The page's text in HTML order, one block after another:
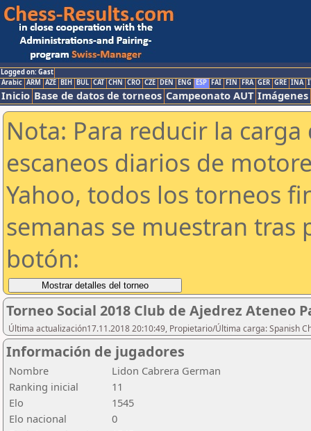
Logged on: Gast
Arabic ARM AZE BIH BUL CAT CHN CRO CZE DEN ENG ESP FAI FIN FRA GER GRE INA
Inicio Base de datos de torneos Campeonato AUT Imágenes
Nota: Para reducir la
escaneos diarios de
Yahoo, todos los torneos
semanas se muestran tras
botón:
Torneo Social 2018 Club de Ajedrez Ateneo
Última actualización17.11.2018 20:10:49, Propietario/Última carga: Spanish
Información de jugadores
Nombre
Lidon Cabrera German
Ranking inicial
11
Elo
1545
Elo nacional
0